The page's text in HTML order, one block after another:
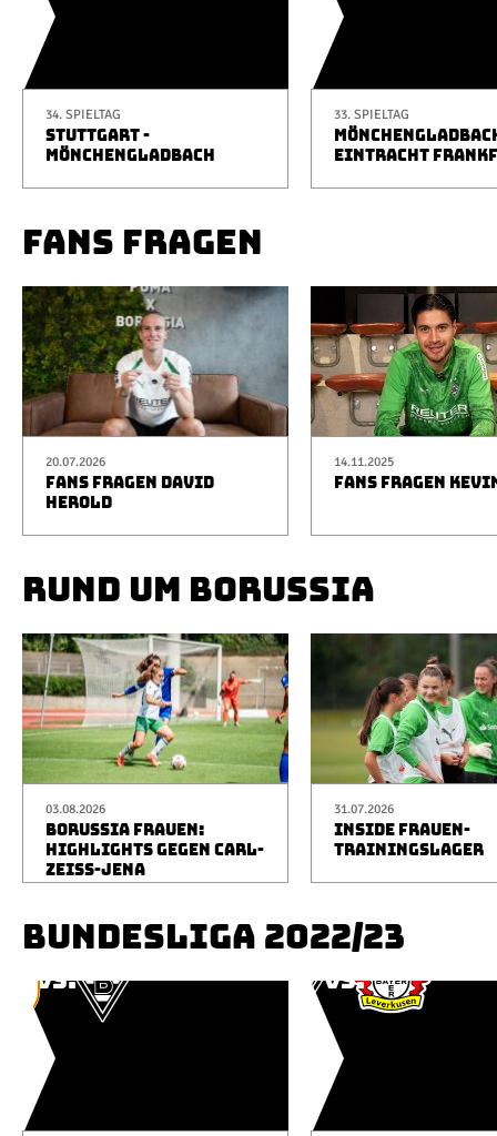
34. SPIELTAG
STUTTGART -
MÖNCHENGLADBACH
33. SPIELTAG
EINTRACHT
FANS FRAGEN
20.07.2026
FANS FRAGEN DAVID
HEROLD
14.11.2025
FANS FRAGEN
RUND UM BORUSSIA
03.08.2026
BORUSSIA FRAUEN:
HIGHLIGHTS GEGEN CARL-
ZEISS-JENA
31.07.2026
INSIDE FRAUEN-
TRAININGSLAGER
BUNDESLIGA 2022/23